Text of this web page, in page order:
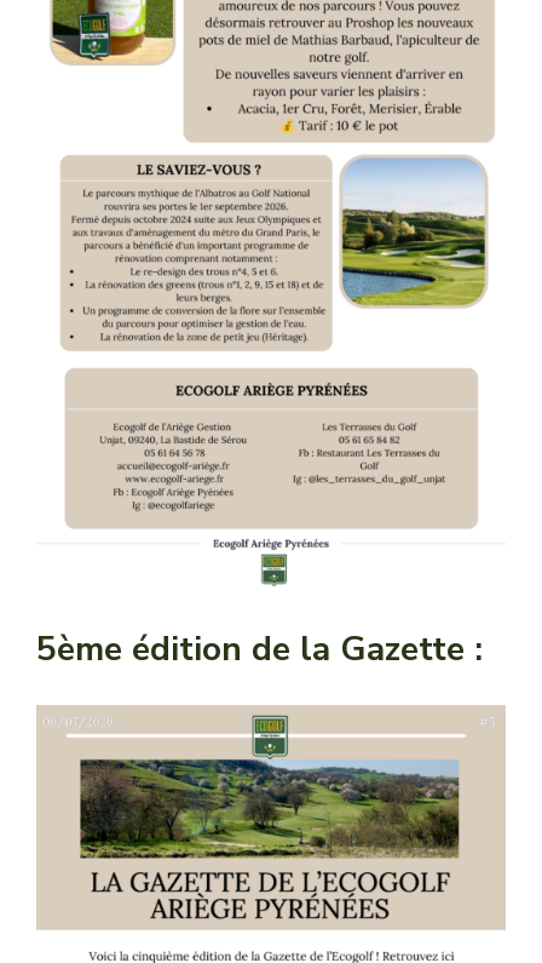
5ème édition de la Gazette :